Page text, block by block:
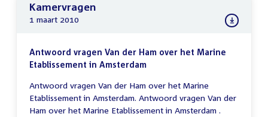
Kamervragen
1 maart 2010
Antwoord vragen Van der Ham over het Marine
Etablissement in Amsterdam
Antwoord vragen Van der Ham over het Marine
Etablissement in Amsterdam. Antwoord vragen Van der
Ham over het Marine Etablissement in Amsterdam .